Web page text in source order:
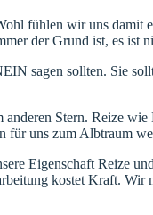
fühlen wir uns
der Grund ist, es ist
sagen sollten. Sie
Stern. Reize
für uns zum Albtraum
Eigenschaft Reize
kostet Kraft. Wir